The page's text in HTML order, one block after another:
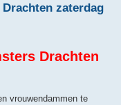
zaterdag
Drachten
vrouwendammen te